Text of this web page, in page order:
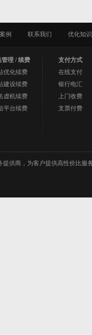
例 联系我们 优化知识
管理 / 续费
优化续费
建设续费
虚机续费
平台续费
支付方式
在线支付
银行电汇
上门收费
支票付费
提供商，为客户提供高性价比服